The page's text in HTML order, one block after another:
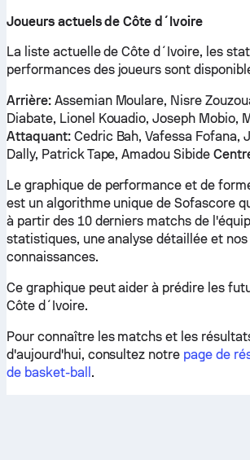
Joueurs actuels de Côte d´Ivoire
La liste actuelle de Côte d´Ivoire, les
performances des joueurs sont
Arrière:Assemian Moulare, Nisre
Diabate, Lionel Kouadio, Joseph Mobio,
Attaquant:Cedric Bah, Vafessa Fofana,
Dally, Patrick Tape, Amadou Sibide
Le graphique de performance et de
est un algorithme unique de Sofascore
à partir des 10 derniers matchs de
statistiques, une analyse détaillée et
connaissances.
Ce graphique peut aider à prédire les
Côte d´Ivoire.
Pour connaître les matchs et les
d'aujourd'hui, consultez notre page de
de basket-ball .